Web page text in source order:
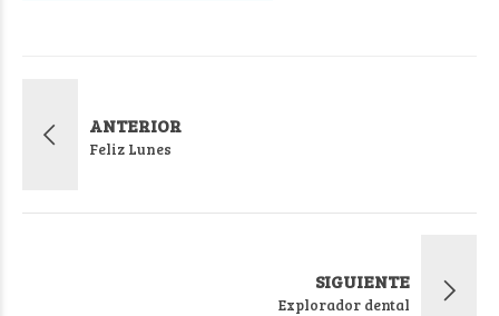
ANTERIOR
Feliz Lunes
SIGUIENTE
Explorador dental